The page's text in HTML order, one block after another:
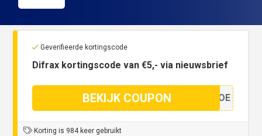
Geverifieerde kortingscode
Difrax kortingscode van €5,- via nieuwsbrief
DSCOE
BEKIJK COUPON
Korting is 984 keer gebruikt